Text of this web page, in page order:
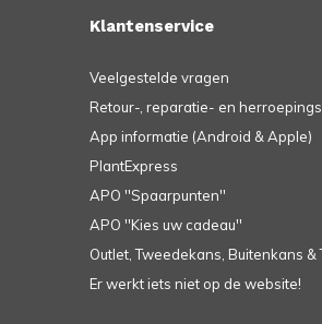
Klantenservice
Veelgestelde vragen
Retour-, reparatie- en
App informatie (Android & Apple)
PlantExpress
APO ''Spaarpunten''
APO ''Kies uw cadeau''
Outlet, Tweedekans, Buitenkans &
Er werkt iets niet op de website!